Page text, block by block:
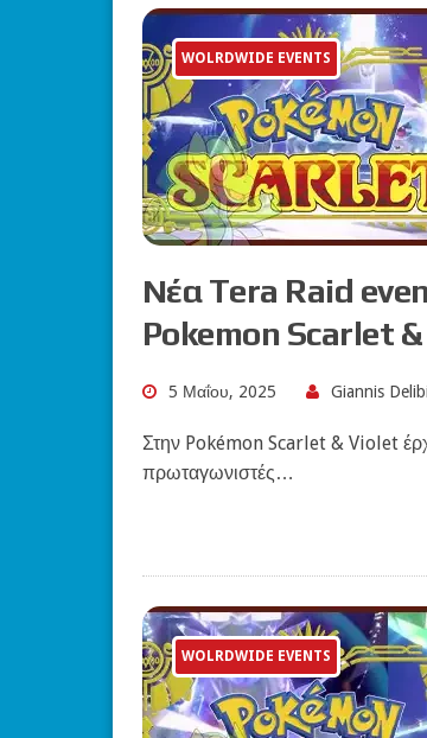
WOLRDWIDE EVENTS
Νέα Tera Raid
Pokemon Scarlet
5 Μαΐου, 2025 Giannis
Στην Pokémon Scarlet & Violet
πρωταγωνιστές…
WOLRDWIDE EVENTS